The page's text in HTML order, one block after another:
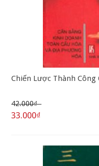
Chiến Lược Thành Công
42.000₫
33.000₫